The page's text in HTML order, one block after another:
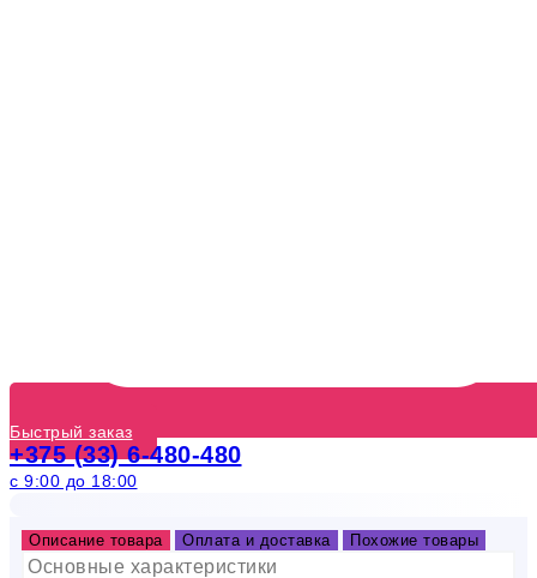
Быстрый заказ
+375 (33) 6-480-480
с 9:00 до 18:00
Описание товара Оплата и доставка Похожие товары
Основные характеристики